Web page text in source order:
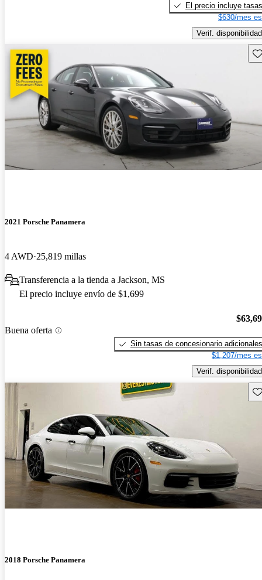
El precio incluye tasas
$630/mes
Verif. disponibilidad
2021 Porsche Panamera
4 AWD 25,819 millas
Transferencia a la tienda a Jackson, MS
El precio incluye envío de $1,699
Buena oferta
Sin tasas de concesionario adicionales
$1,207/mes
Verif. disponibilidad
2018 Porsche Panamera